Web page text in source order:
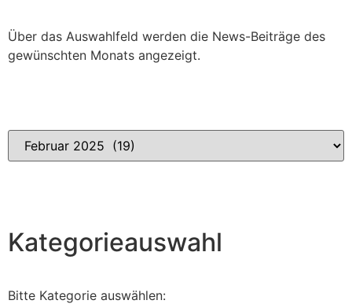
Über das Auswahlfeld werden die News-Beiträge des
gewünschten Monats angezeigt.
Kategorieauswahl
Bitte Kategorie auswählen: